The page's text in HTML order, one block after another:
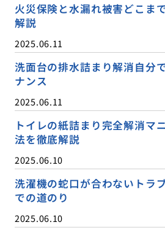
火災保険と水漏れ被害どこま
解説
2025.06.11
洗面台の排水詰まり解消自分
ナンス
2025.06.11
トイレの紙詰まり完全解消マ
法を徹底解説
2025.06.10
洗濯機の蛇口が合わないトラ
での道のり
2025.06.10